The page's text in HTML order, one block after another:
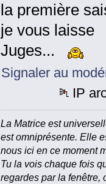
la première
je vous laisse
Juges...
Signaler au
IP
La Matrice est
est omniprésente. Elle
nous ici en ce moment
Tu la vois chaque fois
regardes par la fenêtre,